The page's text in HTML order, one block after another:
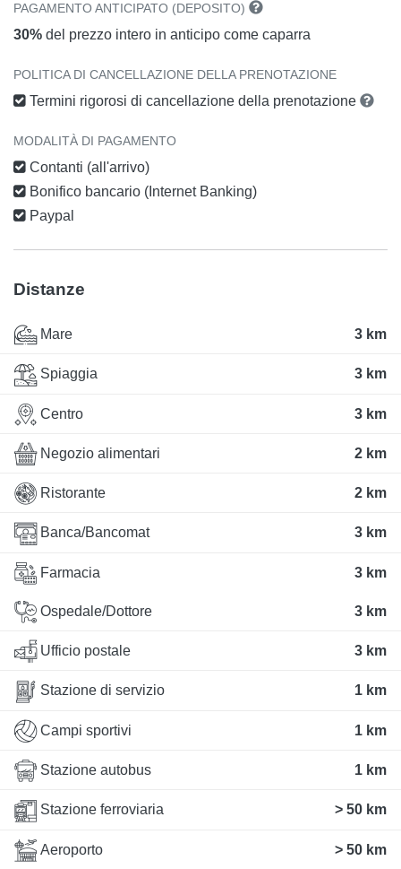
PAGAMENTO ANTICIPATO (DEPOSITO)
30% del prezzo intero in anticipo come caparra
POLITICA DI CANCELLAZIONE DELLA PRENOTAZIONE
Termini rigorosi di cancellazione della prenotazione
MODALITÀ DI PAGAMENTO
Contanti (all'arrivo)
Bonifico bancario (Internet Banking)
Paypal
Distanze
Mare 3 km
Spiaggia 3 km
Centro 3 km
Negozio alimentari 2 km
Ristorante 2 km
Banca/Bancomat 3 km
Farmacia 3 km
Ospedale/Dottore 3 km
Ufficio postale 3 km
Stazione di servizio 1 km
Campi sportivi 1 km
Stazione autobus 1 km
Stazione ferroviaria > 50 km
Aeroporto > 50 km